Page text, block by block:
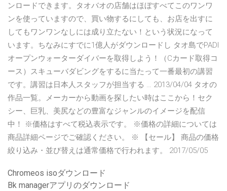
ンロードできます。タオバオの店舗はほぼすべてこのワンワ
ンを使っていますので、買い物するにしても、お店を出すに
してもワンワンなしには成り立たない！という状況になって
います。ちなみにすでに1億人がダウンロードし タオ島でPADI
オープンウォーターダイバーを取得しよう！（Cカード取得コ
ース）スキューバダビングをするに当たって一番最初の講習
です。講習は日本人スタッフが担当する … 2013/04/04 タオの
作品一覧。メーカーから動画を探したい時はここから！セク
シー、巨乳、美尻などの豊富なジャンルのイメージを配信
中！ ※価格はすべて税込表示です。 ※価格の詳細については
商品詳細ページでご確認ください。 ※ 【セール】 商品の価格
絞り込み・並び替えは通常価格で行われます。 2017/05/05
Chromeos isoダウンロード
Bk managerアプリのダウンロード